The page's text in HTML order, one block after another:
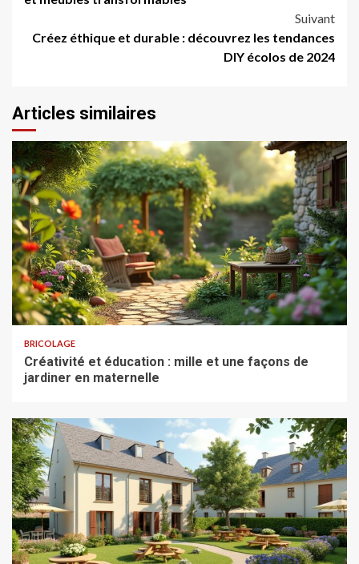
Suivant
Créez éthique et durable : découvrez les tendances
DIY écolos de 2024
Articles similaires
BRICOLAGE
Créativité et éducation : mille et une façons de
jardiner en maternelle